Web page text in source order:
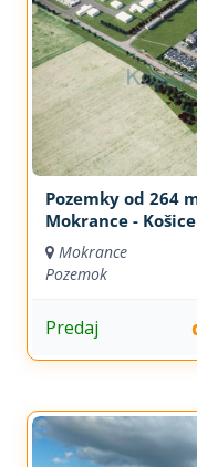
Pozemky od 264
Mokrance - Košice
Mokrance
Pozemok
Predaj